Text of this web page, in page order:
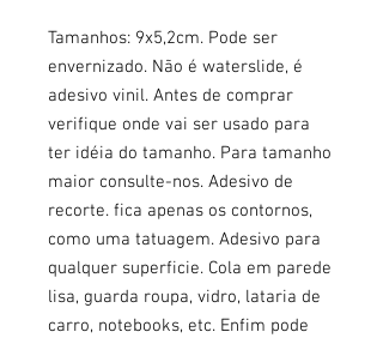
Tamanhos: 9x5,2cm. Pode ser
envernizado. Não é waterslide, é
adesivo vinil. Antes de comprar
verifique onde vai ser usado para
ter idéia do tamanho. Para tamanho
maior consulte-nos. Adesivo de
recorte. fica apenas os contornos,
como uma tatuagem. Adesivo para
qualquer superficie. Cola em parede
lisa, guarda roupa, vidro, lataria de
carro, notebooks, etc. Enfim pode